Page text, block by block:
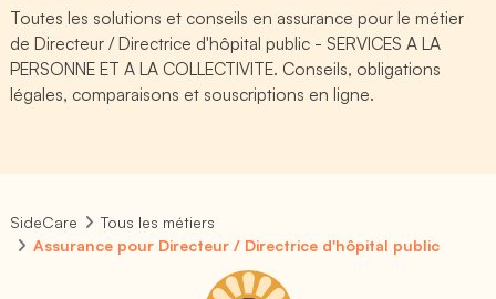
Toutes les solutions et conseils en assurance pour le métier
de Directeur / Directrice d'hôpital public - SERVICES A LA
PERSONNE ET A LA COLLECTIVITE. Conseils, obligations
légales, comparaisons et souscriptions en ligne.
SideCare
Tous les métiers
Assurance pour Directeur / Directrice d'hôpital public